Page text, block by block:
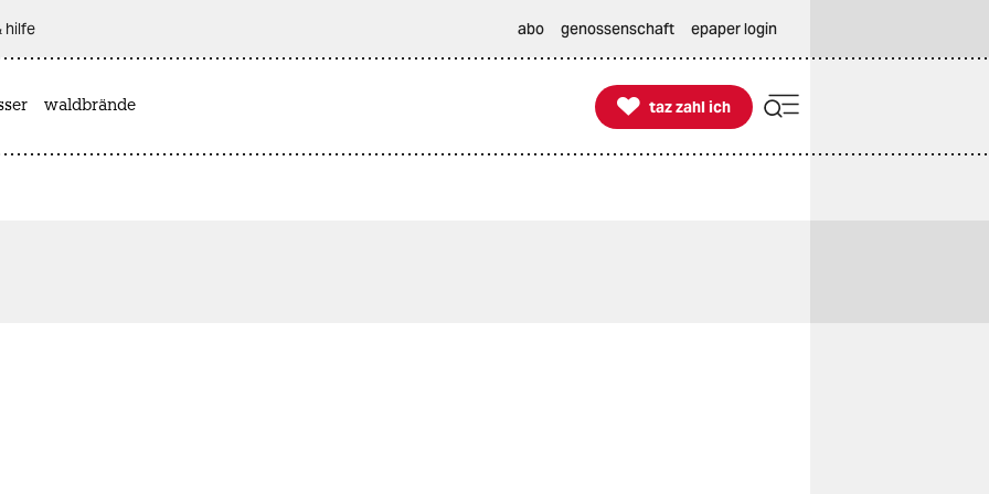
hilfe abo genossenschaft epaper login
waldbrände 
taz zahl ich
taz zahl ich